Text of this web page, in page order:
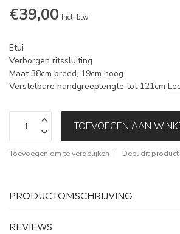
€39,00 Incl. btw
Etui
Verborgen ritssluiting
Maat 38cm breed, 19cm hoog
Verstelbare handgreeplengte tot 121cm
TOEVOEGEN AAN
Toevoegen om te vergelijken Deel dit product
PRODUCTOMSCHRIJVING
REVIEWS